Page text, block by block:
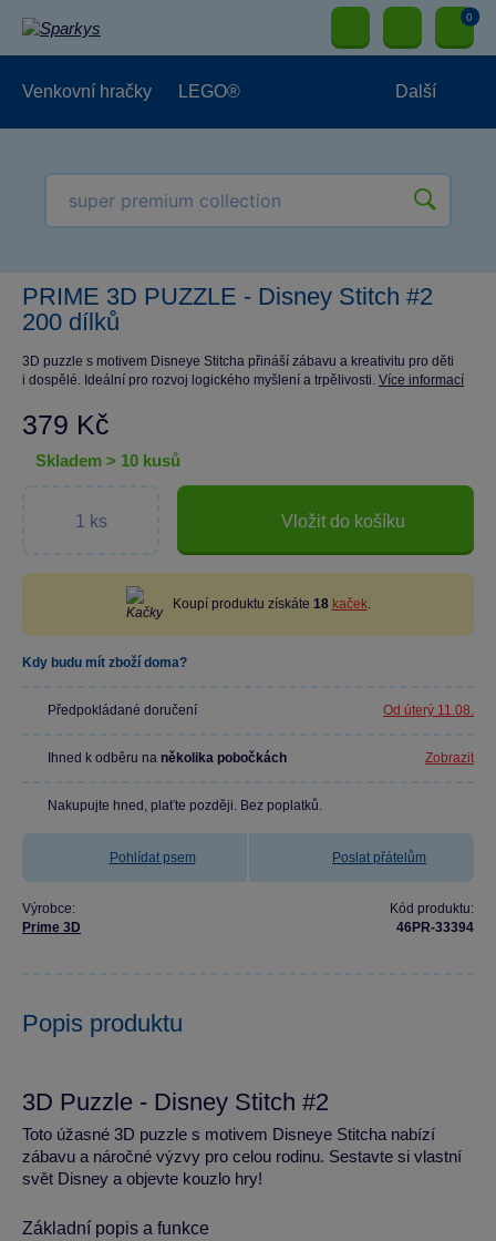
0
Venkovní hračky LEGO® Další
PRIME 3D PUZZLE - Disney Stitch #2
200 dílků
3D puzzle s motivem Disneye Stitcha přináší zábavu a kreativitu pro děti
i dospělé. Ideální pro rozvoj logického myšlení a trpělivosti. Více informací
379 Kč
skladem > 10 kusů
Vložit do košíku
Koupí produktu získáte 18 kaček.
Kdy budu mít zboží doma?
Předpokládané doručení Od úterý 11.08.
Ihned k odběru na několika pobočkách Zobrazit
Nakupujte hned, plaťte později. Bez poplatků.
Pohlídat psem Poslat přátelům
Výrobce:
Prime 3D
Kód produktu:
46PR-33394
Popis produktu
3D Puzzle - Disney Stitch #2
Toto úžasné 3D puzzle s motivem Disneye Stitcha nabízí
zábavu a náročné výzvy pro celou rodinu. Sestavte si vlastní
svět Disney a objevte kouzlo hry!
Základní popis a funkce